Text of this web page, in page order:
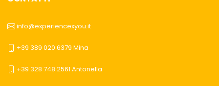
info@experiencexyou.it
+39 389 020 6379 Mina
+39 328 748 2561 Antonella